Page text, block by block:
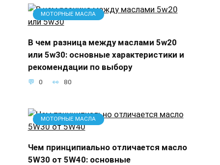
МОТОРНЫЕ МАСЛА
В чем разница между маслами 5w20
или 5w30: основные характеристики и
рекомендации по выбору
0 80
МОТОРНЫЕ МАСЛА
Чем принципиально отличается масло
5W30 от 5W40: основные